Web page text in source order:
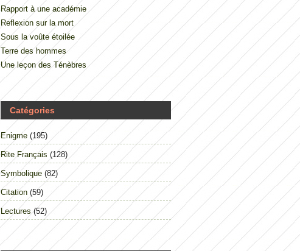
Rapport à une académie
Reflexion sur la mort
Sous la voûte étoilée
Terre des hommes
Une leçon des Ténèbres
Catégories
Enigme (195)
Rite Français (128)
Symbolique (82)
Citation (59)
Lectures (52)